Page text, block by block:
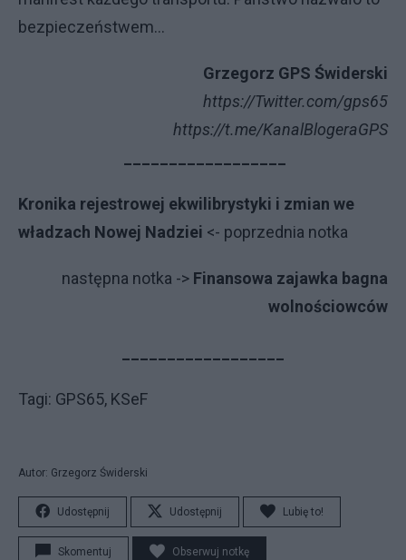
bezpieczeństwem...
Grzegorz GPS Świderski
https://Twitter.com/gps65
https://t.me/KanalBlogeraGPS
Kronika rejestrowej ekwilibrystyki i zmian we
władzach Nowej Nadziei <- poprzednia notka
na­stęp­na not­ka -> Finansowa zajawka bagna
wolnościowców
Tagi: GPS65, KSeF
Autor: Grzegorz Świderski
Udostępnij Udostępnij Lubię to!
Skomentuj Obserwuj notkę